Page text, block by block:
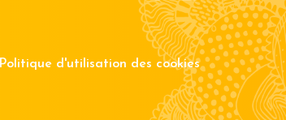
Politique d'utilisation des cookies